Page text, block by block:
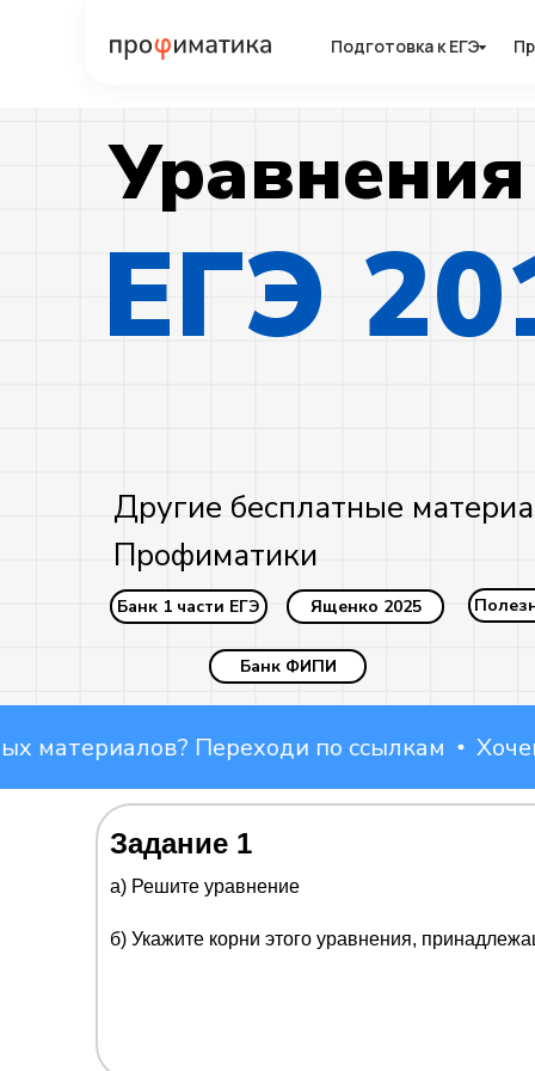
Подготовка к ЕГЭ
Подготовка к ЕГЭ
Уравнения
ЕГЭ
Другие бесплатные
Профиматики
Банк 1 части ЕГЭ Ященко 2025
Банк ФИПИ
Наши соцсети:
Переходи по ссылкам Хочешь
Задание 1
a) Решите уравнение
б) Укажите корни этого уравнения,